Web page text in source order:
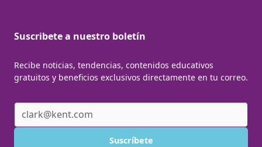
Suscribete a nuestro boletín
Recibe noticias, tendencias, contenidos educativos
gratuitos y beneficios exclusivos directamente en tu correo.